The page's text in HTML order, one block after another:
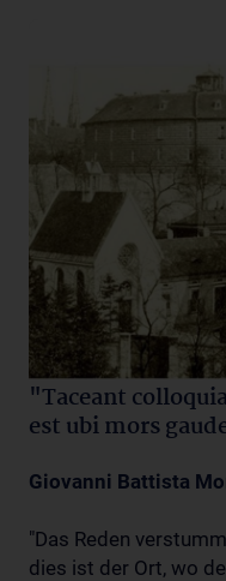
"Taceant
est ubi mors
Giovanni Battista
"Das Reden
dies ist der Ort, wo